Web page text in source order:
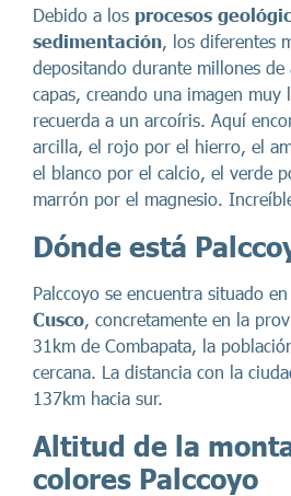
Debido a los procesos
sedimentación, los diferentes
depositando durante millones de
capas, creando una imagen muy
recuerda a un arcoíris. Aquí
arcilla, el rojo por el hierro, el
el blanco por el calcio, el verde
marrón por el magnesio.
Dónde está
Palccoyo se encuentra situado
Cusco, concretamente en la
31km de Combapata, la
cercana. La distancia con la
137km hacia sur.
Altitud de la
colores Palccoyo